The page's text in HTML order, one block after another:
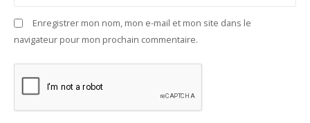
Enregistrer mon nom, mon e-mail et mon site dans le
navigateur pour mon prochain commentaire.